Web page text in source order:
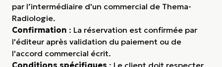
par l’intermédiaire d'un commercial de Thema-
Radiologie.
Confirmation : La réservation est confirmée par
l'éditeur après validation du paiement ou de
l'accord commercial écrit.
Conditions spécifiques : Le client doit respecter